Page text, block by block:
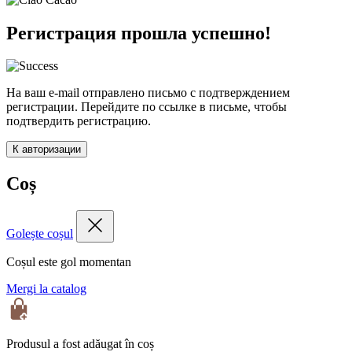
Регистрация прошла успешно!
На ваш e-mail отправлено письмо с подтверждением
регистрации. Перейдите по ссылке в письме, чтобы
подтвердить регистрацию.
К авторизации
Coș
Golește coșul
Coșul este gol momentan
Mergi la catalog
Produsul a fost adăugat în coș